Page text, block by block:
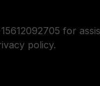
for
policy.